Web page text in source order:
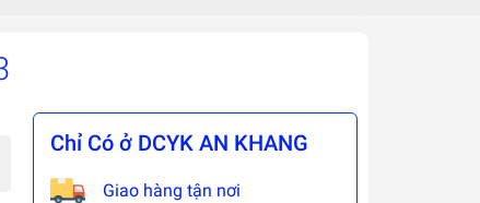
Chỉ Có ở DCYK AN KHANG
Giao hàng tận nơi